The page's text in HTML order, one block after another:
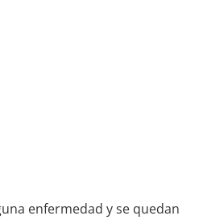
enfermedad y se quedan